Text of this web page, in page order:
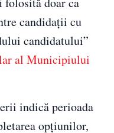
candidații cu
candidatului”
al Municipiului
indică perioada
opțiunilor,